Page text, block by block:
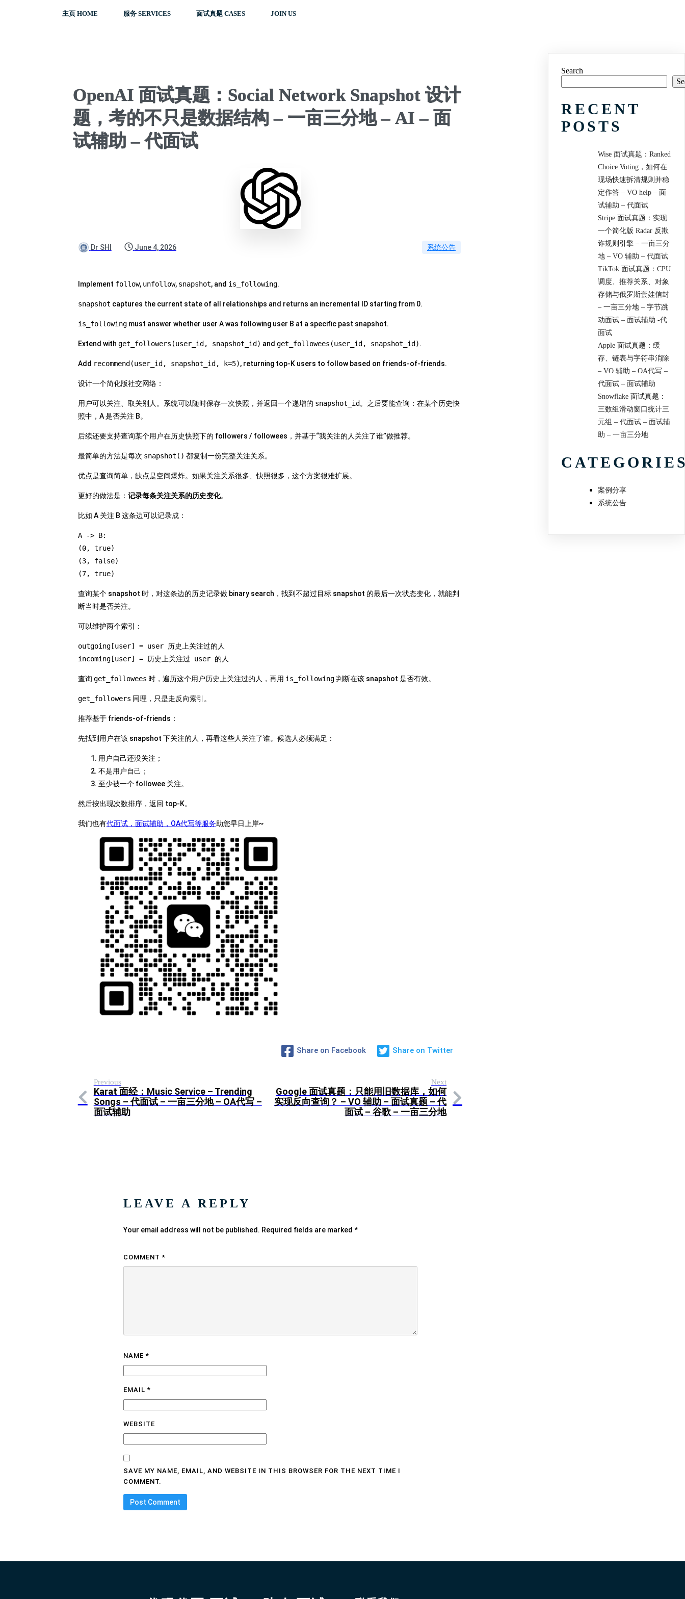
主页 HOME 服务 SERVICES 面试真题 CASES JOIN US
OpenAI 面试真题：Social Network Snapshot 设计
题，考的不只是数据结构 – 一亩三分地 – AI – 面
试辅助 – 代面试
Dr SHI June 4, 2026 系统公告
Implement follow, unfollow, snapshot, and is_following.
snapshot captures the current state of all relationships and returns an incremental ID starting from 0.
is_followingmust answer whether user A was following user B at a specific past snapshot.
Extend with get_followers(user_id, snapshot_id) and get_followees(user_id, snapshot_id).
Add recommend(user_id, snapshot_id, k=5), returning top-K users to follow based on friends-of-friends.
设计一个简化版社交网络：
用户可以关注、取关别人。系统可以随时保存一次快照，并返回一个递增的 snapshot_id 。之后要能查询：在某个历史快
照中，A 是否关注 B。
后续还要支持查询某个用户在历史快照下的 followers / followees，并基于“我关注的人关注了谁”做推荐。
最简单的方法是每次 snapshot() 都复制一份完整关注关系。
优点是查询简单，缺点是空间爆炸。如果关注关系很多、快照很多，这个方案很难扩展。
更好的做法是： 记录每条关注关系的历史变化。
比如 A 关注 B 这条边可以记录成：
A -> B:
(0, true)
(3, false)
(7, true)
查询某个 snapshot 时，对这条边的历史记录做 binary search，找到不超过目标 snapshot 的最后一次状态变化，就能判
断当时是否关注。
可以维护两个索引：
outgoing[user] = user 历史上关注过的人
incoming[user] = 历史上关注过 user 的人
查询 get_followees 时，遍历这个用户历史上关注过的人，再用 is_following判断在该 snapshot 是否有效。
get_followers 同理，只是走反向索引。
推荐基于 friends-of-friends：
先找到用户在该 snapshot 下关注的人，再看这些人关注了谁。候选人必须满足：
用户自己还没关注；
不是用户自己；
至少被一个 followee 关注。
然后按出现次数排序，返回 top-K。
我们也有代面试，面试辅助，OA代写等服务助您早日上岸~
Share on Facebook Share on Twitter
Previous
Karat 面经：Music Service – Trending
Songs – 代面试 – 一亩三分地 – OA代写 –
面试辅助
Next
Google 面试真题：只能用旧数据库，如何
实现反向查询？ – VO 辅助 – 面试真题 – 代
面试 – 谷歌 – 一亩三分地
LEAVE A REPLY
Your email address will not be published. Required fields are marked*
COMMENT*
NAME*
EMAIL*
WEBSITE
SAVE MY NAME, EMAIL, AND WEBSITE IN THIS BROWSER FOR THE NEXT TIME I
COMMENT.
Search
RECENT
POSTS
Wise 面试真题：Ranked
Choice Voting，如何在
现场快速拆清规则并稳
定作答 – VO help – 面
试辅助 – 代面试
Stripe 面试真题：实现
一个简化版 Radar 反欺
诈规则引擎 – 一亩三分
地 – VO 辅助 – 代面试
TikTok 面试真题：CPU
调度、推荐关系、对象
存储与俄罗斯套娃信封
– 一亩三分地 – 字节跳
动面试 – 面试辅助 -代
面试
Apple 面试真题：缓
存、链表与字符串消除
– VO 辅助 – OA代写 –
代面试 – 面试辅助
Snowflake 面试真题：
三数组滑动窗口统计三
元组 – 代面试 – 面试辅
助 – 一亩三分地
案例分享
系统公告